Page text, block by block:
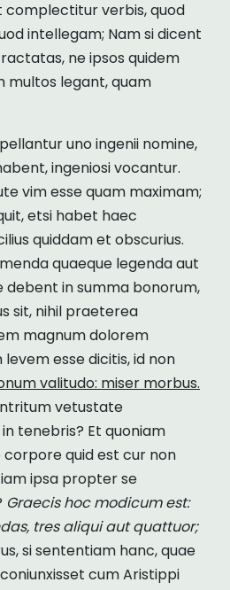
complectitur verbis, quod
intellegam; Nam si dicent
ne ipsos quidem
multos legant, quam
uno ingenii nomine,
ingeniosi vocantur.
vim esse quam maximam;
etsi habet haec
quiddam et obscurius.
quaeque legenda aut
debent in summa bonorum,
sit, nihil praeterea
magnum dolorem
esse dicitis, id non
valitudo: miser morbus.
vetustate
tenebris? Et quoniam
quid est cur non
ipsa propter se
Graecis hoc modicum est:
tres aliqui aut quattuor;
si sententiam hanc, quae
cum Aristippi